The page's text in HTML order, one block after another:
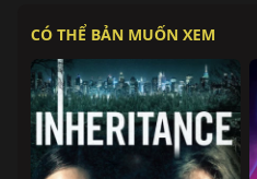
CÓ THỂ BẢN MUỐN XEM